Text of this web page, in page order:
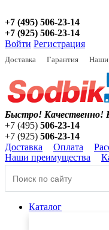
+7 (495) 506-23-14
+7 (925) 506-23-14
Войти Регистрация
Доставка Гарантия Наши
Быстро! Качественно!
+7 (495) 506-23-14
+7 (925) 506-23-14
Доставка
Оплата
Наши преимущества
Каталог